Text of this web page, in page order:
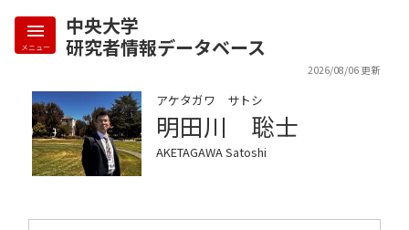
中央大学
研究者情報データベース
メニュー
2026/08/06 更新
アケタガワ サトシ
明田川 聡士
AKETAGAWA Satoshi